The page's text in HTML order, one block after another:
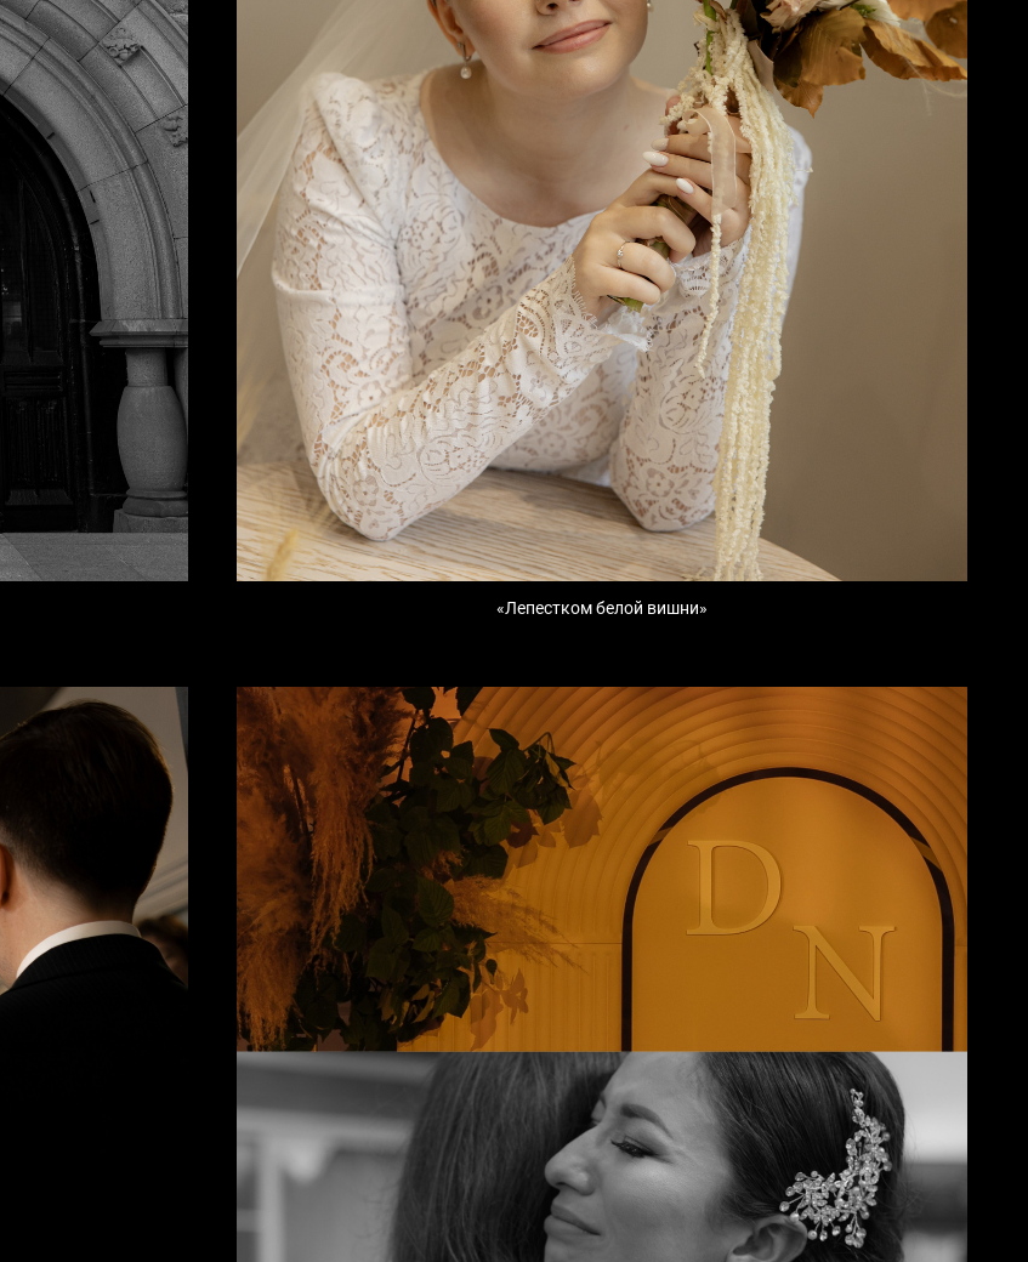
«Лепестком белой вишни»